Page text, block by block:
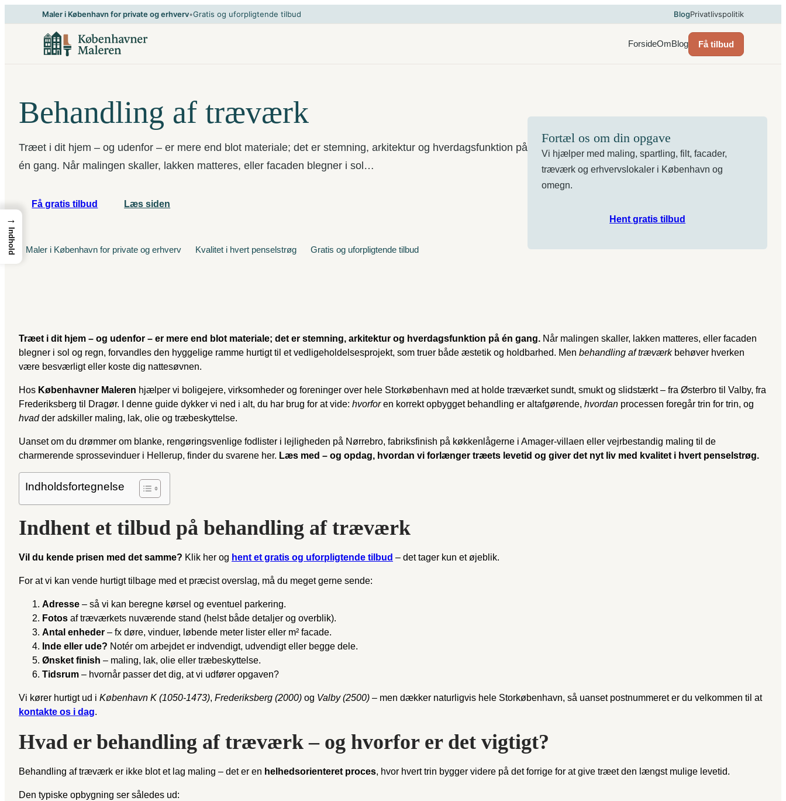
til
Maler i København for private og erhverv•Gratis og uforpligtende tilbud BlogPrivatlivspolitik
ForsideOmBlog Få tilbud
Behandling af træværk
Træet i dit hjem – og udenfor – er mere end blot materiale; det er stemning, arkitektur og hverdagsfunktion på
én gang. Når malingen skaller, lakken matteres, eller facaden blegner i sol…
Få gratis tilbud Læs siden
Maler i København for private og erhverv Kvalitet i hvert penselstrøg Gratis og uforpligtende tilbud
Fortæl os om din opgave
Vi hjælper med maling, spartling, filt, facader,
træværk og erhvervslokaler i København og
omegn.
Hent gratis tilbud
Træet i dit hjem – og udenfor – er mere end blot materiale; det er stemning, arkitektur og hverdagsfunktion på én gang. Når malingen skaller, lakken matteres, eller facaden
blegner i sol og regn, forvandles den hyggelige ramme hurtigt til et vedligeholdelsesprojekt, som truer både æstetik og holdbarhed. Men behandling af træværkbehøver hverken
være besværligt eller koste dig nattesøvnen.
Hos Københavner Maleren hjælper vi boligejere, virksomheder og foreninger over hele Storkøbenhavn med at holde træværket sundt, smukt og slidstærkt – fra Østerbro til Valby, fra
Frederiksberg til Dragør. I denne guide dykker vi ned i alt, du har brug for at vide: hvorforen korrekt opbygget behandling er altafgørende, hvordan processen foregår trin for trin, og
hvadder adskiller maling, lak, olie og træbeskyttelse.
Uanset om du drømmer om blanke, rengøringsvenlige fodlister i lejligheden på Nørrebro, fabriks­finish på køkkenlågerne i Amager-villaen eller vejrbestandig maling til de
charmerende sprossevinduer i Hellerup, finder du svarene her. Læs med – og opdag, hvordan vi forlænger træets levetid og giver det nyt liv med kvalitet i hvert penselstrøg.
Indholdsfortegnelse
Indhent et tilbud på behandling af træværk
Vil du kende prisen med det samme? Klik her og hent et gratis og uforpligtende tilbud – det tager kun et øjeblik.
For at vi kan vende hurtigt tilbage med et præcist overslag, må du meget gerne sende:
Adresse – så vi kan beregne kørsel og eventuel parkering.
Fotos af træværkets nuværende stand (helst både detaljer og overblik).
Antal enheder – fx døre, vinduer, løbende meter lister eller m² facade.
Inde eller ude? Notér om arbejdet er indvendigt, udvendigt eller begge dele.
Ønsket finish – maling, lak, olie eller træbeskyttelse.
Tidsrum – hvornår passer det dig, at vi udfører opgaven?
Vi kører hurtigt ud i København K (1050-1473), Frederiksberg (2000) og Valby (2500) – men dækker naturligvis hele Storkøbenhavn, så uanset postnummeret er du velkommen til at
kontakte os i dag.
Hvad er behandling af træværk – og hvorfor er det vigtigt?
Behandling af træværk er ikke blot et lag maling – det er en helhedsorienteret proces, hvor hvert trin bygger videre på det forrige for at give træet den længst mulige levetid.
Den typiske opbygning ser således ud:
→
Indhold